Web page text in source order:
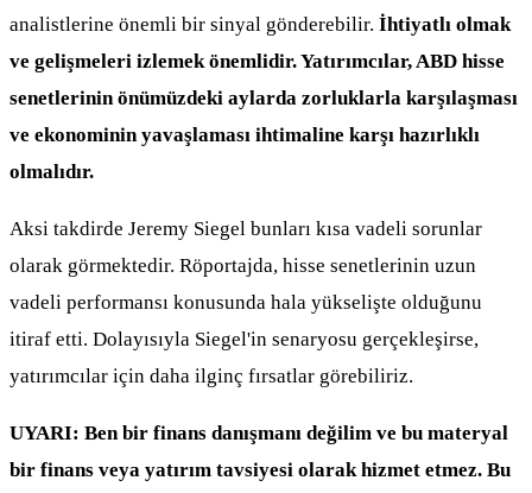
analistlerine önemli bir sinyal gönderebilir. İhtiyatlı olmak
ve gelişmeleri izlemek önemlidir. Yatırımcılar, ABD hisse
senetlerinin önümüzdeki aylarda zorluklarla karşılaşması
ve ekonominin yavaşlaması ihtimaline karşı hazırlıklı
olmalıdır.
Aksi takdirde Jeremy Siegel bunları kısa vadeli sorunlar
olarak görmektedir. Röportajda, hisse senetlerinin uzun
vadeli performansı konusunda hala yükselişte olduğunu
itiraf etti. Dolayısıyla Siegel'in senaryosu gerçekleşirse,
yatırımcılar için daha ilginç fırsatlar görebiliriz.
UYARI: Ben bir finans danışmanı değilim ve bu materyal
bir finans veya yatırım tavsiyesi olarak hizmet etmez. Bu